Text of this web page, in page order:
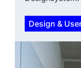
Design &